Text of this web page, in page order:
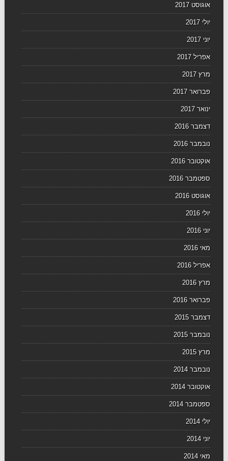
אוגוסט 2017
יולי 2017
יוני 2017
אפריל 2017
מרץ 2017
פברואר 2017
ינואר 2017
דצמבר 2016
נובמבר 2016
אוקטובר 2016
ספטמבר 2016
אוגוסט 2016
יולי 2016
יוני 2016
מאי 2016
אפריל 2016
מרץ 2016
פברואר 2016
דצמבר 2015
נובמבר 2015
מרץ 2015
נובמבר 2014
אוקטובר 2014
ספטמבר 2014
יולי 2014
יוני 2014
מאי 2014